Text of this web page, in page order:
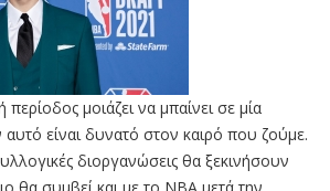
περίοδος μοιάζει να μπαίνει σε μία
είναι δυνατό στον καιρό που ζούμε.
διοργανώσεις θα ξεκινήσουν